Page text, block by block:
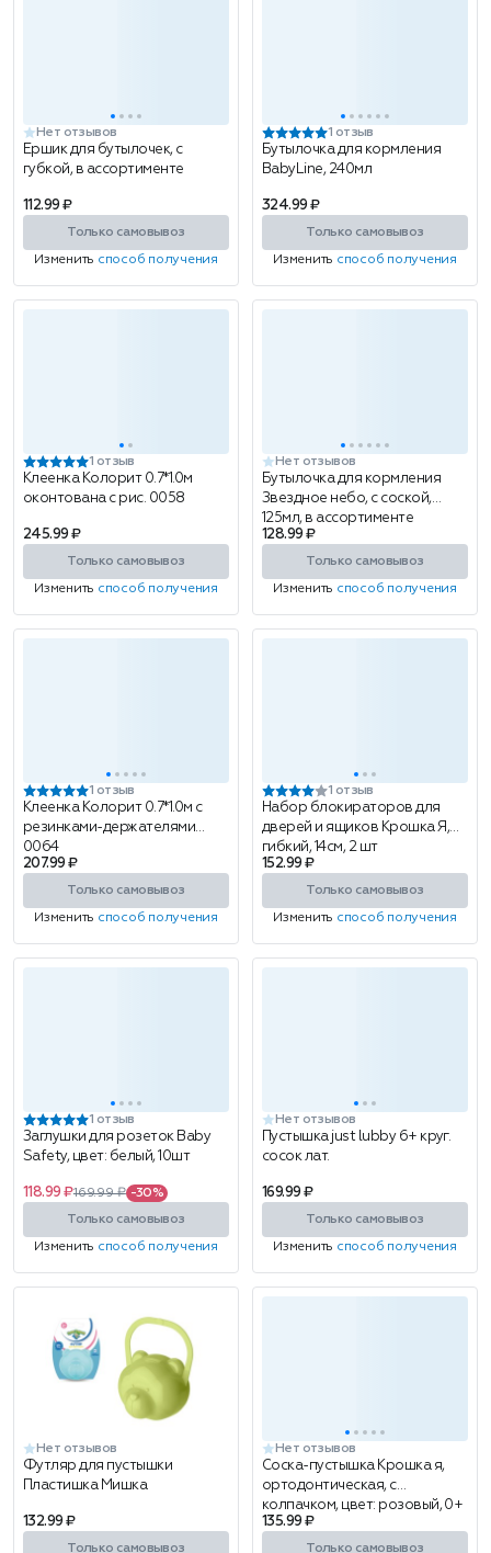
Нет отзывов
Ершик для бутылочек, с
губкой, в ассортименте
112.99 ₽
Только самовывоз
Изменить способ получения
1 отзыв
Бутылочка для кормления
BabyLine, 240мл
324.99 ₽
Только самовывоз
Изменить способ получения
1 отзыв
Клеенка Колорит 0.7*1.0м
оконтована с рис. 0058
245.99 ₽
Только самовывоз
Изменить способ получения
Нет отзывов
Бутылочка для кормления
Звездное небо, с соской,
125мл, в ассортименте
128.99 ₽
Только самовывоз
Изменить способ получения
1 отзыв
Клеенка Колорит 0.7*1.0м с
резинками-держателями
0064
207.99 ₽
Только самовывоз
Изменить способ получения
1 отзыв
Набор блокираторов для
дверей и ящиков Крошка Я,
гибкий, 14см, 2 шт
152.99 ₽
Только самовывоз
Изменить способ получения
1 отзыв
Заглушки для розеток Baby
Safety, цвет: белый, 10шт
118.99 ₽169.99 ₽ -30%
Только самовывоз
Изменить способ получения
Нет отзывов
Пустышка just lubby 6+ круг.
сосок лат.
169.99 ₽
Только самовывоз
Изменить способ получения
Нет отзывов
Футляр для пустышки
Пластишка Мишка
132.99 ₽
Только самовывоз
Нет отзывов
Соска-пустышка Крошка я,
ортодонтическая, с
колпачком, цвет: розовый, 0+
135.99 ₽
Только самовывоз